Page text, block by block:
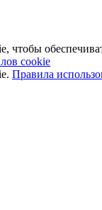
cookie
Правила